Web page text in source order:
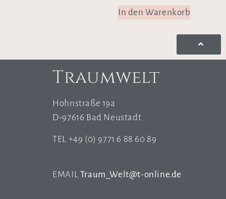
In den Warenkorb
Traumwelt
Hohnstraße 19a
D-97616 Bad Neustadt
TEL +49 (0) 9771 6 88 60 89
EMAIL Traum_Welt@t-online.de